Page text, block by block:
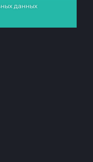
данных